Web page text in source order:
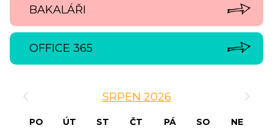
BAKALÁŘI
OFFICE 365
SRPEN 2026
PO ÚT ST ČT PÁ SO
NE